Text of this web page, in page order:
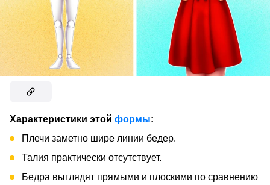
Характеристики этой формы:
Плечи заметно шире линии бедер.
Талия практически отсутствует.
Бедра выглядят прямыми и плоскими по сравнению